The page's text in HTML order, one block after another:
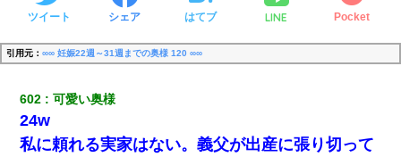
ツイート シェア はてブ LINE Pocket
引用元： ∞∞ 妊娠22週～31週までの奥様 120 ∞∞
602 可愛い奥様
24w
私に頼れる実家はない。義父が出産に張り切って